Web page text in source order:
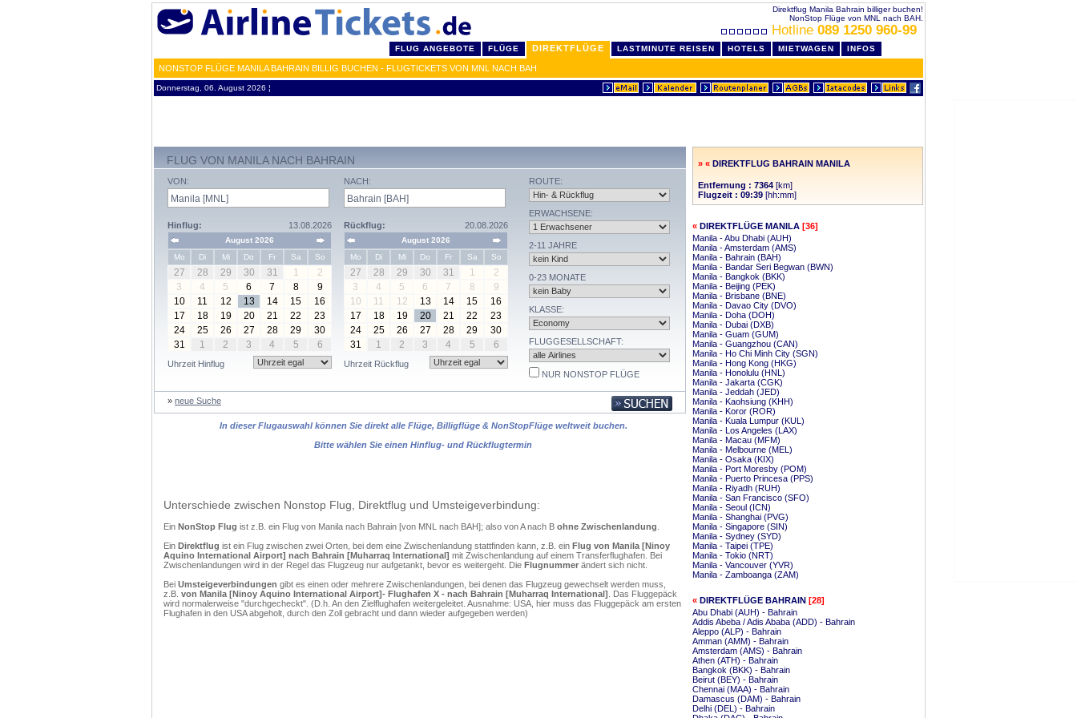
Direktflug Manila Bahrain billiger buchen!
NonStop Flüge von MNL nach BAH.
Hotline 089 1250 960-99
FLUG ANGEBOTE FLÜGE DIREKTFLÜGE LASTMINUTE REISEN HOTELS MIETWAGEN INFOS
NONSTOP FLÜGE MANILA BAHRAIN BILLIG BUCHEN - FLUGTICKETS VON MNL NACH BAH
Donnerstag, 06. August 2026 ¦
FLUG VON MANILA NACH BAHRAIN
VON:
Hinflug: 13.08.2026
August 2026
Mo
Di Mi Do Fr Sa So
27 28 29 30 31 1
2
3
4 5 6 7 8
9
10
11 12 13 14 15
16
17
18 19 20 21 22
23
24
25 26 27 28 29
30
31
1 2 3 4 5 6
Uhrzeit Hinflug
NACH:
Rückflug: 20.08.2026
August 2026
Mo
Di Mi Do Fr Sa So
27 28 29 30 31 1
2
3
4 5 6 7 8
9
10
11 12 13 14 15
16
17
18 19 20 21 22
23
24
25 26 27 28 29
30
31
1 2 3 4 5 6
Uhrzeit Rückflug
ROUTE:
ERWACHSENE:
2-11 JAHRE
0-23 MONATE
KLASSE:
FLUGGESELLSCHAFT:
NUR NONSTOP FLÜGE
» neue Suche
In dieser Flugauswahl können Sie direkt alle Flüge, Billigflüge & NonStopFlüge weltweit buchen.
Bitte wählen Sie einen Hinflug- und Rückflugtermin
Unterschiede zwischen Nonstop Flug, Direktflug und Umsteigeverbindung:
Ein NonStop Flug ist z.B. ein Flug von Manila nach Bahrain [von MNL nach BAH]; also von A nach B ohne Zwischenlandung
Ein Direktflug ist ein Flug zwischen zwei Orten, bei dem eine Zwischenlandung stattfinden kann, z.B. ein Flug von Manila [Ninoy
Aquino International Airport] nach Bahrain [Muharraq International] mit Zwischenlandung auf einem Transferflughafen. Bei
Zwischenlandungen wird in der Regel das Flugzeug nur aufgetankt, bevor es weitergeht. Die Flugnummer ändert sich nicht.
Bei Umsteigeverbindungen gibt es einen oder mehrere Zwischenlandungen, bei denen das Flugzeug gewechselt werden muss,
z.B. von Manila [Ninoy Aquino International Airport]- Flughafen X - nach Bahrain [Muharraq International] . Das Fluggepäck
wird normalerweise "durchgecheckt". (D.h. An den Zielflughafen weitergeleitet. Ausnahme: USA, hier muss das Fluggepäck am ersten
Flughafen in den USA abgeholt, durch den Zoll gebracht und dann wieder aufgegeben werden)
» « DIREKTFLUG BAHRAIN MANILA
Entfernung : 7364 [km]
Flugzeit : 09:39 [hh:mm]
« DIREKTFLÜGE MANILA [36]
Manila - Abu Dhabi (AUH)
Manila - Amsterdam (AMS)
Manila - Bahrain (BAH)
Manila - Bandar Seri Begwan (BWN)
Manila - Bangkok (BKK)
Manila - Beijing (PEK)
Manila - Brisbane (BNE)
Manila - Davao City (DVO)
Manila - Doha (DOH)
Manila - Dubai (DXB)
Manila - Guam (GUM)
Manila - Guangzhou (CAN)
Manila - Ho Chi Minh City (SGN)
Manila - Hong Kong (HKG)
Manila - Honolulu (HNL)
Manila - Jakarta (CGK)
Manila - Jeddah (JED)
Manila - Kaohsiung (KHH)
Manila - Koror (ROR)
Manila - Kuala Lumpur (KUL)
Manila - Los Angeles (LAX)
Manila - Macau (MFM)
Manila - Melbourne (MEL)
Manila - Osaka (KIX)
Manila - Port Moresby (POM)
Manila - Puerto Princesa (PPS)
Manila - Riyadh (RUH)
Manila - San Francisco (SFO)
Manila - Seoul (ICN)
Manila - Shanghai (PVG)
Manila - Singapore (SIN)
Manila - Sydney (SYD)
Manila - Taipei (TPE)
Manila - Tokio (NRT)
Manila - Vancouver (YVR)
Manila - Zamboanga (ZAM)
« DIREKTFLÜGE BAHRAIN [28]
Abu Dhabi (AUH) - Bahrain
Addis Abeba / Adis Ababa (ADD) - Bahrain
Aleppo (ALP) - Bahrain
Amman (AMM) - Bahrain
Amsterdam (AMS) - Bahrain
Athen (ATH) - Bahrain
Bangkok (BKK) - Bahrain
Beirut (BEY) - Bahrain
Chennai (MAA) - Bahrain
Damascus (DAM) - Bahrain
Delhi (DEL) - Bahrain